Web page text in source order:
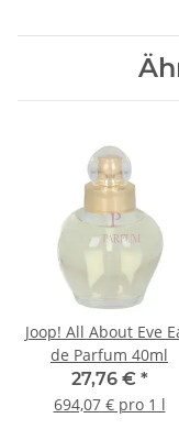
Joop! All About Eve
de Parfum 40ml
27,76 € *
694,07 € pro 1 l